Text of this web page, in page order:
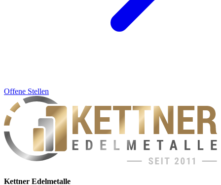
Offene Stellen
Kettner Edelmetalle